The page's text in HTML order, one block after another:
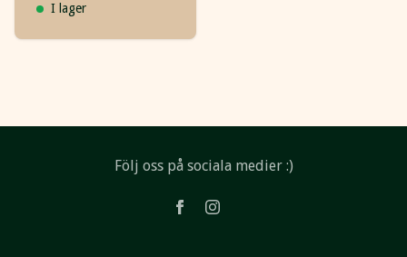
I lager
Följ oss på sociala medier :)